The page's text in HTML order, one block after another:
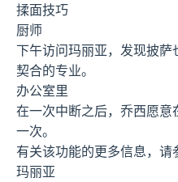
揉面技巧
厨师
下午访问玛丽亚，发现披
契合的专业。
办公室里
在一次中断之后，乔西愿
一次。
有关该功能的更多信息，请
玛丽亚